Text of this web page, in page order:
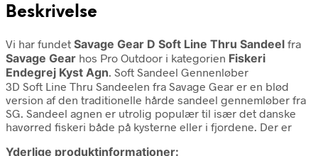
Beskrivelse
Vi har fundet Savage Gear D Soft Line Thru Sandeel fra
Savage Gear hos Pro Outdoor i kategorien Fiskeri
Endegrej Kyst Agn. Soft Sandeel Gennenløber
3D Soft Line Thru Sandeelen fra Savage Gear er en blød
version af den traditionelle hårde sandeel gennemløber fra
SG. Sandeel agnen er utrolig populær til især det danske
havørred fiskeri både på kysterne eller i fjordene. Der er
Yderlige produktinformationer: